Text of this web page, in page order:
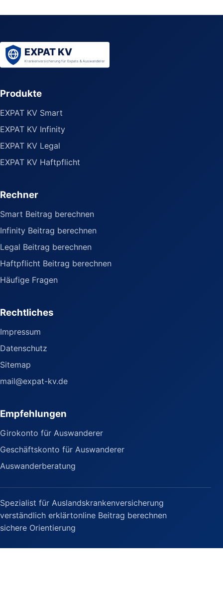
Produkte
EXPAT KV Smart
EXPAT KV Infinity
EXPAT KV Legal
EXPAT KV Haftpflicht
Rechner
Smart Beitrag berechnen
Infinity Beitrag berechnen
Legal Beitrag berechnen
Haftpflicht Beitrag berechnen
Häufige Fragen
Rechtliches
Impressum
Datenschutz
Sitemap
mail@expat-kv.de
Empfehlungen
Girokonto für Auswanderer
Geschäftskonto für Auswanderer
Auswanderberatung
Spezialist für Auslandskrankenversicherung
verständlich erklärtonline Beitrag berechnen
sichere Orientierung